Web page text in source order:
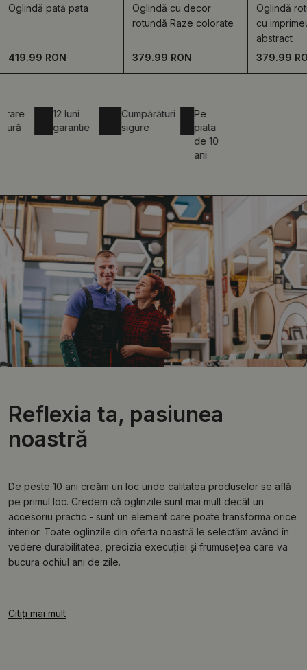
Oglindă pată pata
419.99 RON
Oglindă cu decor
rotundă Raze colorate
379.99 RON
Oglindă
cu
abstract
379.99
12 luni
garantie
Cumpărături
sigure
Pe
de 10
Reflexia ta, pasiunea
noastră
De peste 10 ani creăm un loc unde calitatea produselor se află
pe primul loc. Credem că oglinzile sunt mai mult decât un
accesoriu practic - sunt un element care poate transforma orice
interior. Toate oglinzile din oferta noastră le selectăm având în
vedere durabilitatea, precizia execuției și frumusețea care va
bucura ochiul ani de zile.
Citiți mai mult